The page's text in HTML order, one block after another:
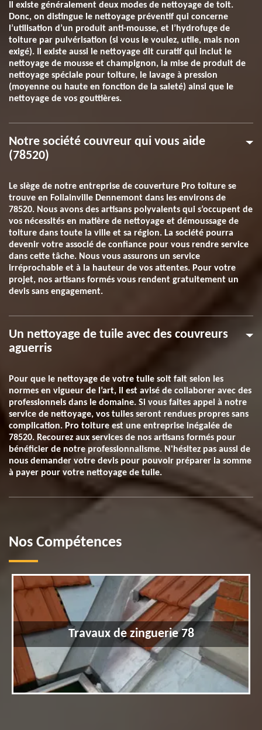
Il existe généralement deux modes de nettoyage de toit.
Donc, on distingue le nettoyage préventif qui concerne
l’utilisation d’un produit anti-mousse, et l’hydrofuge de
toiture par pulvérisation (si vous le voulez, utile, mais non
exigé). Il existe aussi le nettoyage dit curatif qui inclut le
nettoyage de mousse et champignon, la mise de produit de
nettoyage spéciale pour toiture, le lavage à pression
(moyenne ou haute en fonction de la saleté) ainsi que le
nettoyage de vos gouttières.
Notre société couvreur qui vous aide
(78520)
Le siège de notre entreprise de couverture Pro toiture se
trouve en Follainville Dennemont dans les environs de
78520. Nous avons des artisans polyvalents qui s’occupent de
vos nécessités en matière de nettoyage et démoussage de
toiture dans toute la ville et sa région. La société pourra
devenir votre associé de confiance pour vous rendre service
dans cette tâche. Nous vous assurons un service
irréprochable et à la hauteur de vos attentes. Pour votre
projet, nos artisans formés vous rendent gratuitement un
devis sans engagement.
Un nettoyage de tuile avec des couvreurs
aguerris
Pour que le nettoyage de votre tuile soit fait selon les
normes en vigueur de l’art, il est avisé de collaborer avec des
professionnels dans le domaine. Si vous faites appel à notre
service de nettoyage, vos tuiles seront rendues propres sans
complication. Pro toiture est une entreprise inégalée de
78520. Recourez aux services de nos artisans formés pour
bénéficier de notre professionnalisme. N'hésitez pas aussi de
nous demander votre devis pour pouvoir préparer la somme
à payer pour votre nettoyage de tuile.
Nos Compétences
Travaux de zinguerie 78